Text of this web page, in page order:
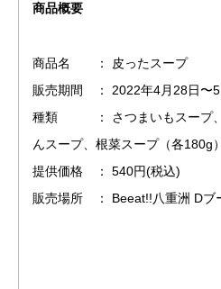
商品概要
商品名 ： 皮ったスープ
販売期間 ： 2022年4月28日〜5
種類 ： さつまいもスープ、
んスープ、根菜スープ（各180g）
提供価格 ： 540円(税込)
販売場所 ： Beeat!!八重洲 Dブ